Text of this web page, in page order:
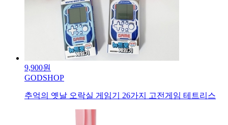
9,900원
GODSHOP
추억의 옛날 오락실 게임기 26가지 고전게임 테트리스